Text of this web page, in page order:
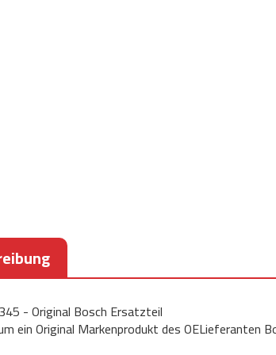
- Original Bosch Ersatzteil
ein Original Markenprodukt des OELieferanten